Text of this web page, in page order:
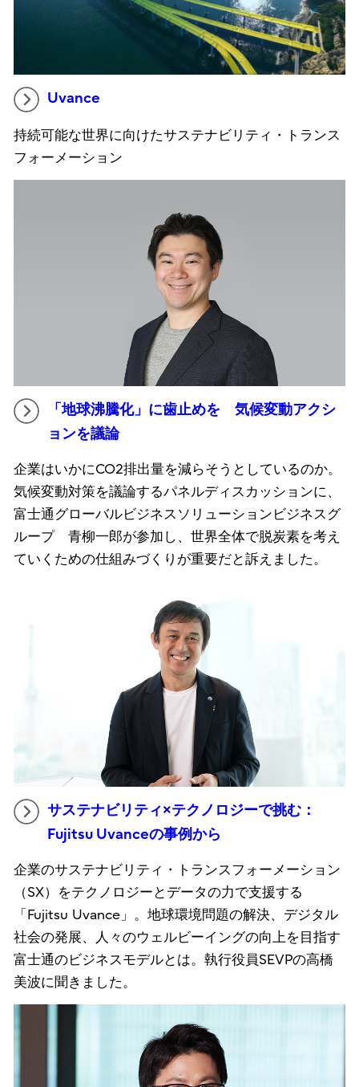
Uvance
持続可能な世界に向けたサステナビリティ・トランス
フォーメーション
「地球沸騰化」に歯止めを 気候変動アクシ
ョンを議論
企業はいかにCO2排出量を減らそうとしているのか。
気候変動対策を議論するパネルディスカッションに、
富士通グローバルビジネスソリューションビジネスグ
ループ 青柳一郎が参加し、世界全体で脱炭素を考え
ていくための仕組みづくりが重要だと訴えました。
サステナビリティ×テクノロジーで挑む：
Fujitsu Uvanceの事例から
企業のサステナビリティ・トランスフォーメーション
（SX）をテクノロジーとデータの力で支援する
「Fujitsu Uvance」。地球環境問題の解決、デジタル
社会の発展、人々のウェルビーイングの向上を目指す
富士通のビジネスモデルとは。執行役員SEVPの高橋
美波に聞きました。